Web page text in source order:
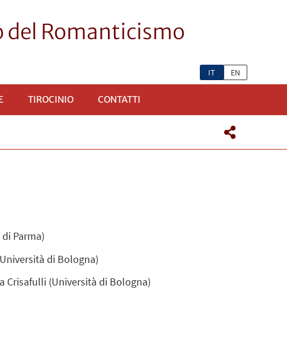
Romanticismo
IT EN
TIROCINIO CONTATTI
Parma)
di Bologna)
Crisafulli (Università di Bologna)